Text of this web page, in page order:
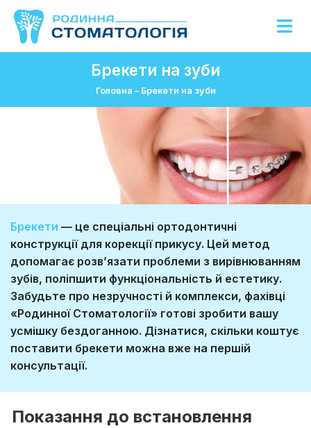
Брекети на зуби
Головна – Брекети на зуби
Брекети — це спеціальні ортодонтичні
конструкції для корекції прикусу. Цей метод
допомагає розв’язати проблеми з вирівнюванням
зубів, поліпшити функціональність й естетику.
Забудьте про незручності й комплекси, фахівці
«Родинної Стоматології» готові зробити вашу
усмішку бездоганною. Дізнатися, скільки коштує
поставити брекети можна вже на першій
консультації.
Показання до встановлення